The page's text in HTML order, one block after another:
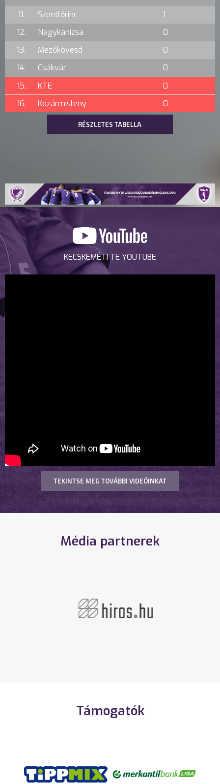
11.
Szentlőrinc
1
12.
Nagykanizsa
0
13.
Mezőkövesd
0
14.
Csákvár
0
15.
KTE
0
16.
Kozármisleny 0
RÉSZLETES TABELLA
KECSKEMÉTI TE YOUTUBE
TEKINTSE MEG TOVÁBBI VIDEÓINKAT
Média partnerek
Támogatók